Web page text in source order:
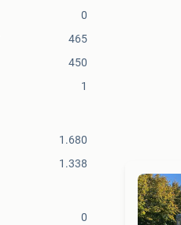
0
465
450
1
1.680
1.338
0